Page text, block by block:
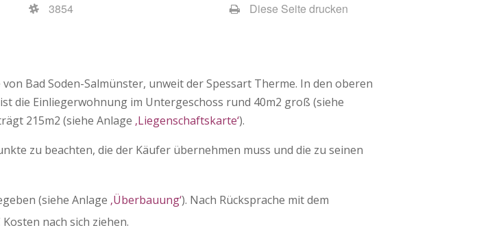
3854 Diese Seite drucken
Bad Soden-Salmünster, unweit der Spessart Therme. In den oberen
die Einliegerwohnung im Untergeschoss rund 40m2 groß (siehe
215m2 (siehe Anlage ‚Liegenschaftskarte‘).
zu beachten, die der Käufer übernehmen muss und die zu seinen
(siehe Anlage ‚Überbauung‘). Nach Rücksprache mit dem
nach sich ziehen.